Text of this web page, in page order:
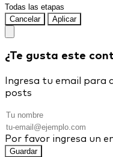
Cancelar Aplicar
¿Te gusta este
Ingresa tu email para
posts
Por favor ingresa un
Guardar